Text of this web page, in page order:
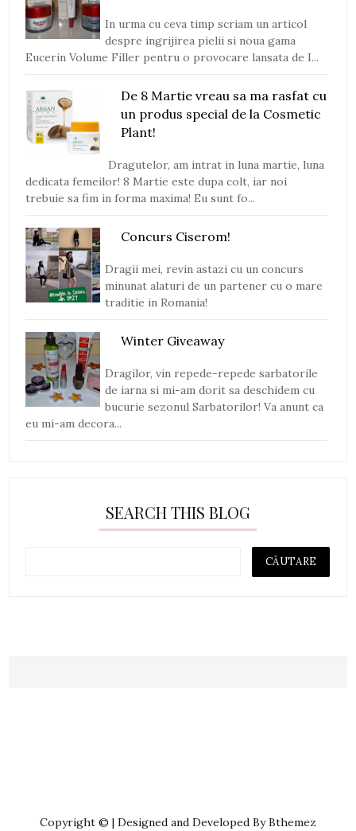
In urma cu ceva timp scriam un articol
despre ingrijirea pielii si noua gama
Eucerin Volume Filler pentru o provocare lansata de I...
De 8 Martie vreau sa ma rasfat cu
un produs special de la Cosmetic
Plant!
Dragutelor, am intrat in luna martie, luna
dedicata femeilor! 8 Martie este dupa colt, iar noi
trebuie sa fim in forma maxima! Eu sunt fo...
Concurs Ciserom!
Dragii mei, revin astazi cu un concurs
minunat alaturi de un partener cu o mare
traditie in Romania!
Winter Giveaway
Dragilor, vin repede-repede sarbatorile
de iarna si mi-am dorit sa deschidem cu
bucurie sezonul Sarbatorilor! Va anunt ca
eu mi-am decora...
SEARCH THIS BLOG
Copyright © | Designed and Developed By Bthemez